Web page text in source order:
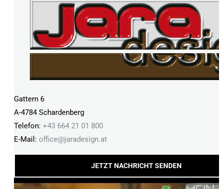
Gattern 6
A-4784 Schardenberg
Telefon: +43 664 21 01 800
E-Mail: office@jaradesign.at
JETZT NACHRICHT SENDEN